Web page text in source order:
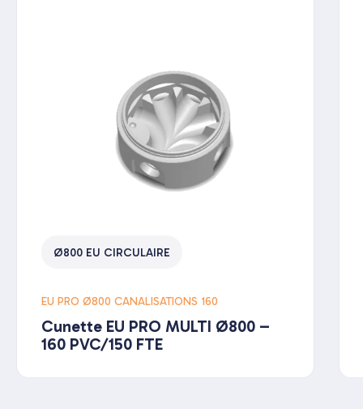
Ø800 EU CIRCULAIRE
EU PRO Ø800 CANALISATIONS 160
Cunette EU PRO MULTI Ø800 –
160 PVC/150 FTE